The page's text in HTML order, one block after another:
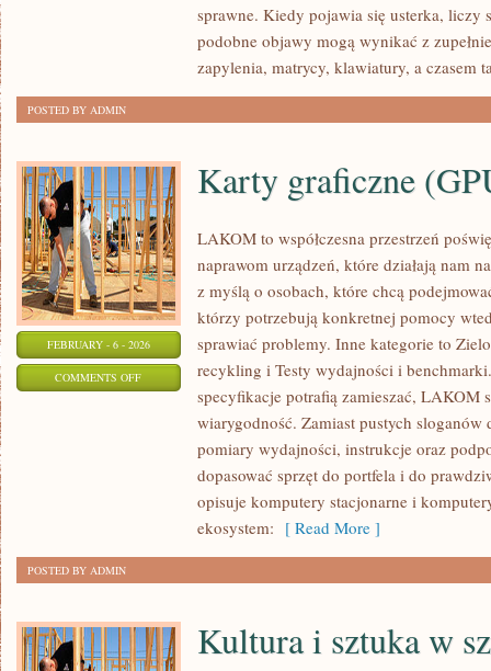
HYBRYDOWAsprawne. Kiedy pojawia się usterka, liczy
podobne objawy mogą wynikać z
zapylenia, matrycy, klawiatury, a czasem
POSTED BY ADMIN
FEBRUARY - 6 - 2026
COMMENTS OFFON
GRAFICZNE
Karty graficzne
LAKOM to współczesna przestrzeń
naprawom urządzeń, które działają nam
z myślą o osobach, które chcą
którzy potrzebują konkretnej pomocy
sprawiać problemy. Inne kategorie to
recykling i Testy wydajności i
specyfikacje potrafią zamieszać, LAKOM
wiarygodność. Zamiast pustych
pomiary wydajności, instrukcje oraz
dopasować sprzęt do portfela i do
opisuje komputery stacjonarne i
ekosystem: [ Read More ]
POSTED BY ADMIN
Kultura i sztuka w